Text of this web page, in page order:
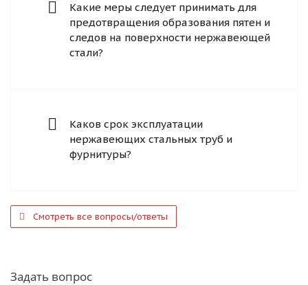
Какие меры следует принимать для
предотвращения образования пятен и
следов на поверхности нержавеющей
стали?
Каков срок эксплуатации
нержавеющих стальных труб и
фурнитуры?
Смотреть все вопросы/ответы
Задать вопрос